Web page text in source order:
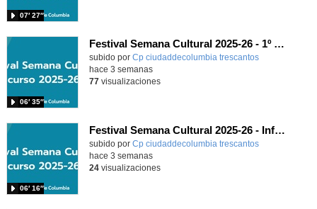
07′ 27″
Festival Semana Cultural 2025-26 - 1º Primaria
subido por Cp ciudaddecolumbia trescantos
06′ 35″
-
hace 3 semanas
77visualizaciones
Festival Semana Cultural 2025-26 - Infantil
subido por Cp ciudaddecolumbia trescantos
06′ 16″
-
hace 3 semanas
24visualizaciones